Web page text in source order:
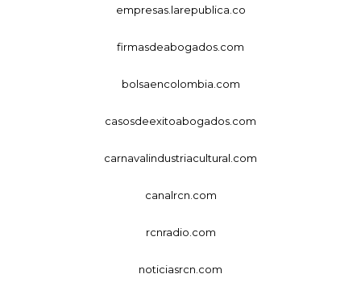
empresas.larepublica.co
firmasdeabogados.com
bolsaencolombia.com
casosdeexitoabogados.com
carnavalindustriacultural.com
canalrcn.com
rcnradio.com
noticiasrcn.com